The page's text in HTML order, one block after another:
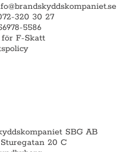
SBG AB
20 C
320 30 27
5586
för F-Skatt